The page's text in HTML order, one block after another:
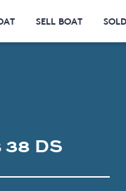
SELL BOAT
38 DS